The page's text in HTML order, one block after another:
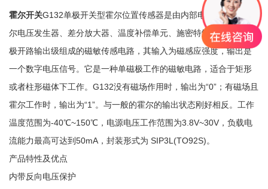
霍尔开关G132单极开关型霍尔位置传感器是由内部电压稳压器、霍
尔电压发生器、差分放大器、温度补偿单元、施密特触发器和集电
极开路输出级组成的磁敏传感电路，其输入为磁感应强度，输出是
一个数字电压信号。它是一种单磁极工作的磁敏电路，适合于矩形
或者柱形磁体下工作。G132没有磁场作用时，输出为“0”；有磁场且
霍尔工作时，输出为“1”。与一般的霍尔的输出状态刚好相反。工作
温度范围为-40℃~150℃，电源电压工作范围为3.8V~30V，负载电
流能力最高可达到50mA，封装形式为 SIP3L(TO92S)。
产品特性及优点
内带反向电压保护